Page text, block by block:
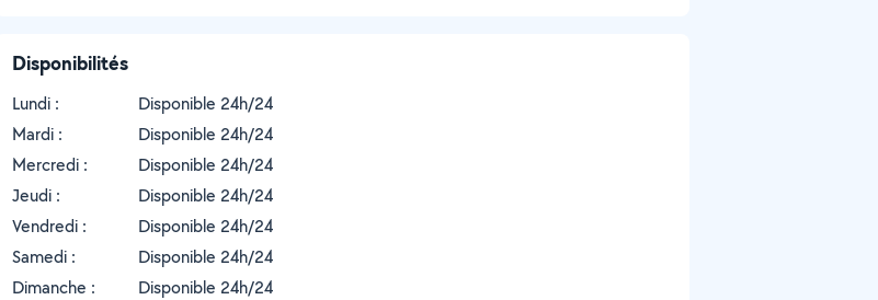
Disponibilités
Lundi :
Disponible 24h/24
Mardi :
Disponible 24h/24
Mercredi :
Disponible 24h/24
Jeudi :
Disponible 24h/24
Vendredi :
Disponible 24h/24
Samedi :
Disponible 24h/24
Dimanche :
Disponible 24h/24